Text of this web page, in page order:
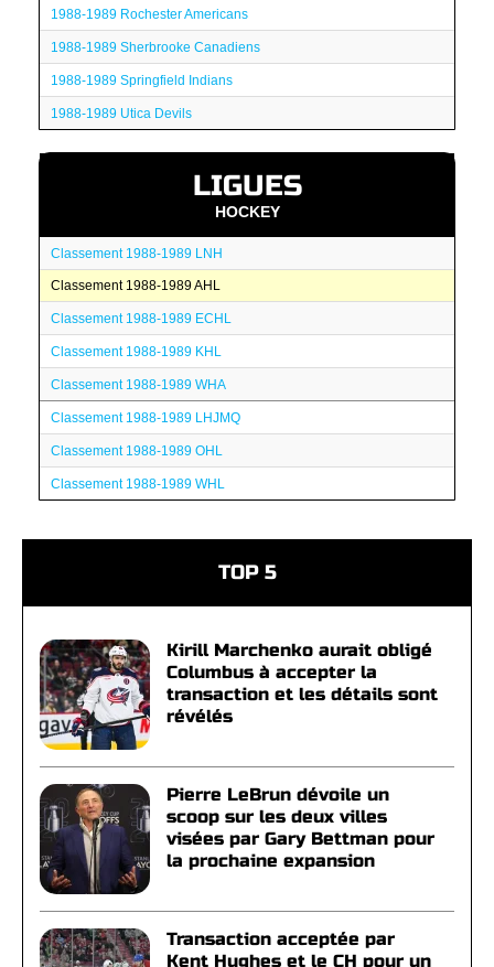
1988-1989 Rochester Americans
1988-1989 Sherbrooke Canadiens
1988-1989 Springfield Indians
1988-1989 Utica Devils
LIGUES
HOCKEY
Classement 1988-1989 LNH
Classement 1988-1989 AHL
Classement 1988-1989 ECHL
Classement 1988-1989 KHL
Classement 1988-1989 WHA
Classement 1988-1989 LHJMQ
Classement 1988-1989 OHL
Classement 1988-1989 WHL
TOP 5
Kirill Marchenko aurait obligé
Columbus à accepter la
transaction et les détails sont
révélés
Pierre LeBrun dévoile un
scoop sur les deux villes
visées par Gary Bettman pour
la prochaine expansion
Transaction acceptée par
Kent Hughes et le CH pour un